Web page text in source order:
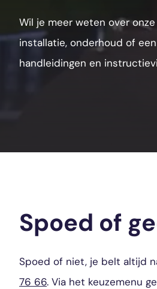
Wil je meer weten over
installatie, onderhoud of
handleidingen en
Spoed of
Spoed of niet, je belt altijd
76 66. Via het keuzemenu